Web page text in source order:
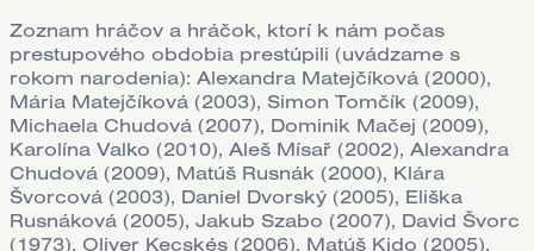
Zoznam hráčov a hráčok, ktorí k nám počas
prestupového obdobia prestúpili (uvádzame s
rokom narodenia): Alexandra Matejčíková (2000),
Mária Matejčíková (2003), Simon Tomčík (2009),
Michaela Chudová (2007), Dominik Mačej (2009),
Karolína Valko (2010), Aleš Mísař (2002), Alexandra
Chudová (2009), Matúš Rusnák (2000), Klára
Švorcová (2003), Daniel Dvorský (2005), Eliška
Rusnáková (2005), Jakub Szabo (2007), David Švorc
(1973), Oliver Kecskés (2006), Matúš Kido (2005),